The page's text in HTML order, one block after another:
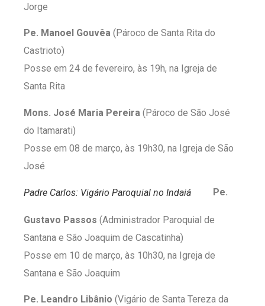
Jorge
Pe. Manoel Gouvêa (Pároco de Santa Rita do
Castrioto)
Posse em 24 de fevereiro, às 19h, na Igreja de
Santa Rita
Mons. José Maria Pereira (Pároco de São José
do Itamarati)
Posse em 08 de março, às 19h30, na Igreja de São
José
Padre Carlos: Vigário Paroquial no Indaiá Pe.
Gustavo Passos (Administrador Paroquial de
Santana e São Joaquim de Cascatinha)
Posse em 10 de março, às 10h30, na Igreja de
Santana e São Joaquim
Pe. Leandro Libânio (Vigário de Santa Tereza da